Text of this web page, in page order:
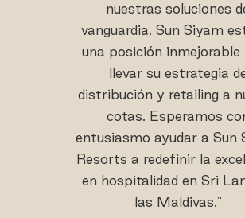
nuestras soluciones
vanguardia, Sun Siyam
una posición inmejorable
llevar su estrategia
distribución y retailing a
cotas. Esperamos
entusiasmo ayudar a Sun
Resorts a redefinir la
en hospitalidad en Sri
las Maldivas."